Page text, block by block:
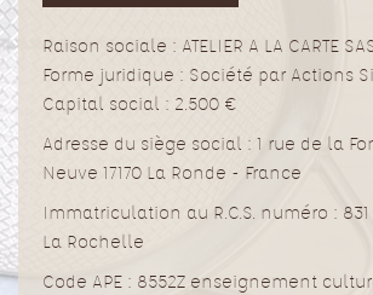
Raison sociale : ATELIER A LA CARTE
Forme juridique : Société par Actions
Capital social : 2.500 €
Adresse du siège social : 1 rue de la
Neuve 17170 La Ronde - France
Immatriculation au R.C.S. numéro : 831
La Rochelle
Code APE : 8552Z enseignement